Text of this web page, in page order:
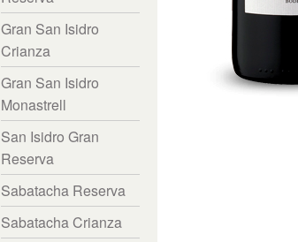
Gran San Isidro
Crianza
Gran San Isidro
Monastrell
San Isidro Gran
Reserva
Sabatacha Reserva
Sabatacha Crianza